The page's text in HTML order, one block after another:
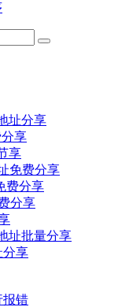
址分享
分享
享
免费分享
费分享
分享
址批量分享
分享
报错